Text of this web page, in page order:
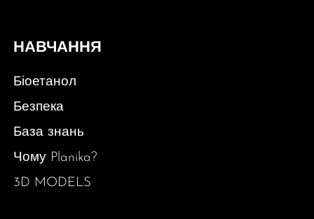
НАВЧАННЯ
Біоетанол
Безпека
База знань
Чому Planika?
3D MODELS